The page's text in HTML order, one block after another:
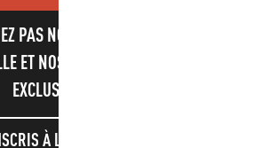
PAS NOTRE NEWSLETTER
ET NOS INFORMATIONS
EXCLUSIVES !
À LA NEWSLETTER